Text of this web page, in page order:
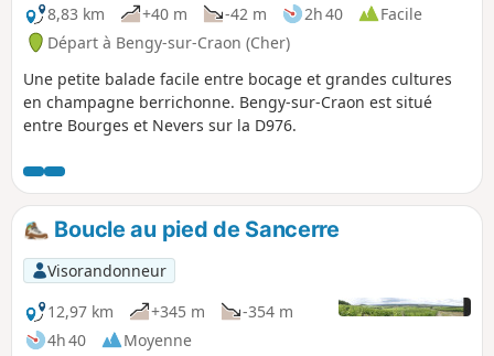
8,83 km
+40 m -42 m 2h 40
Facile
Départ à Bengy-sur-Craon (Cher)
Une petite balade facile entre bocage et grandes cultures
en champagne berrichonne. Bengy-sur-Craon est situé
entre Bourges et Nevers sur la D976.
Boucle au pied de Sancerre
Visorandonneur
12,97 km
+345 m
-354 m
4h 40
Moyenne